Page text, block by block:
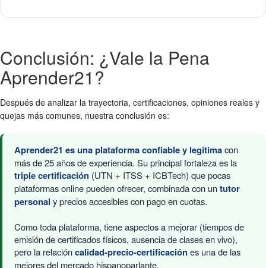
Conclusión: ¿Vale la Pena
Aprender21?
Después de analizar la trayectoria, certificaciones, opiniones reales y
quejas más comunes, nuestra conclusión es:
Aprender21 es una plataforma confiable y legítimacon
más de 25 años de experiencia. Su principal fortaleza es la
triple certificación (UTN + ITSS + ICBTech) que pocas
plataformas online pueden ofrecer, combinada con untutor
personal y precios accesibles con pago en cuotas.
Como toda plataforma, tiene aspectos a mejorar (tiempos de
emisión de certificados físicos, ausencia de clases en vivo),
pero la relacióncalidad-precio-certificaciónes una de las
mejores del mercado hispanoparlante.